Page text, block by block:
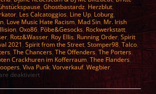
, Ghostbastardz, Herzblut,
, Les Calcatoggios, Line Up, Loburg,
, Love Music Hate Racism, Mad Sin, Mr. Irish
, Oxo86, Pöbe&Gesocks, Rockwerkstatt,
, Rotz&Wasser, Roy Ellis, Running Order,Spirit
2021, Spirit from the Street,Stomper98,Talco,
,The Chancers, The Offenders, The Porters,
Crackhuren im Kofferraum, Thee Flanders,
, Viva Punk, Vorverkauf, Wegbier,
deaktiviertfür
Spirit
Festival